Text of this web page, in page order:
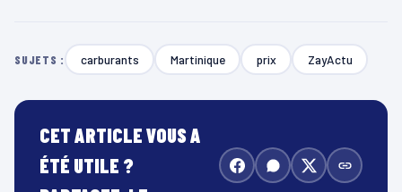
SUJETS : carburants Martinique prix ZayActu
CET ARTICLE VOUS A
ÉTÉ UTILE ?